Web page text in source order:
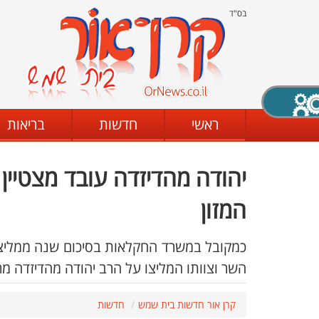
בס"ד
ראשי חדשות בריאות
יהודה מהדיזדה עובד
המזון
כמקובל במשרד החקלאות בסיכום שנה
השר וצוותו המליצו על הרב יהודה מהדיזדה
קרן אור חדשות בית שמש חדשות
X סגירה
מצב שחור - לבן קביעת ניגודיות
גופן קריא הגדלת האתר